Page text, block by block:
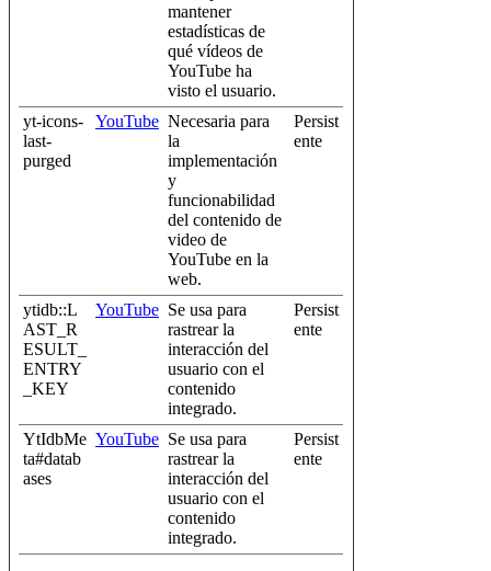
mantener
estadísticas de
qué vídeos de
YouTube ha
visto el usuario.
yt-icons-
last-
purged
YouTube Necesaria para
la
implementación
y
funcionabilidad
del contenido de
video de
YouTube en la
web.
Persist
ente
ytidb::L
AST_R
ESULT_
ENTRY
_KEY
YouTube Se usa para
rastrear la
interacción del
usuario con el
contenido
integrado.
Persist
ente
YtIdbMe
ta#datab
ases
YouTube Se usa para
rastrear la
interacción del
usuario con el
contenido
integrado.
Persist
ente